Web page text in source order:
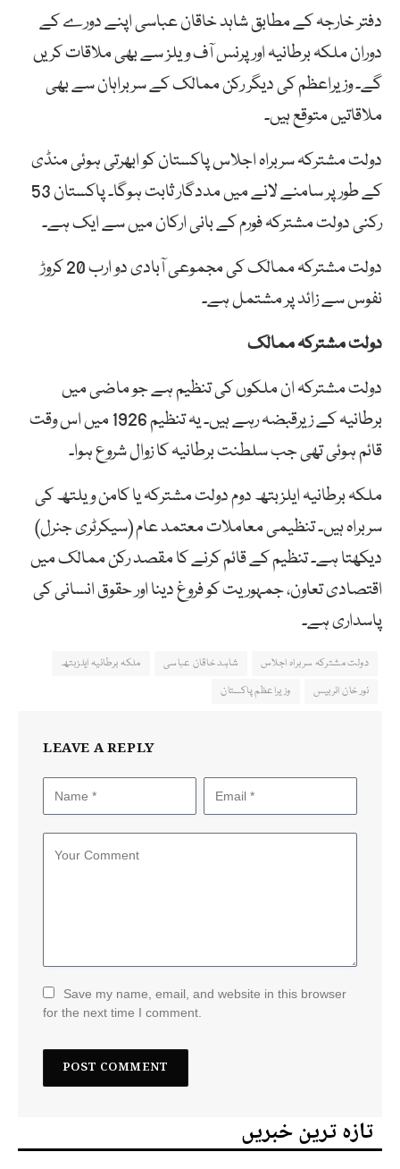
دفتر خارجہ کے مطابق شاہد خاقان عباسی اپنے دورے کے
دوران ملکہ برطانیہ اور پرنس آف ویلز سے بھی ملاقات کریں
گے۔ وزیراعظم کی دیگر رکن ممالک کے سربراہان سے بھی
ملاقاتیں متوقع ہیں۔
دولت مشترکہ سربراہ اجلاس پاکستان کو ابھرتی ہوئی منڈی
کے طور پر سامنے لانے میں مددگار ثابت ہوگا۔ پاکستان 53
رکنی دولت مشترکہ فورم کے بانی ارکان میں سے ایک ہے۔
دولت مشترکہ ممالک کی مجموعی آبادی دو ارب 20 کروڑ
نفوس سے زائد پر مشتمل ہے۔
دولت مشترکہ ممالک
دولت مشترکہ ان ملکوں کی تنظیم ہے جو ماضی میں
برطانیہ کے زیرقبضہ رہے ہیں۔ یہ تنظیم 1926 میں اس وقت
قائم ہوئی تھی جب سلطنت برطانیہ کا زوال شروع ہوا۔
ملکہ برطانیہ ایلزبتھ دوم دولت مشترکہ یا کامن ویلتھ کی
سربراہ ہیں۔ تنظیمی معاملات معتمد عام (سیکرٹری جنرل)
دیکھتا ہے۔ تنظیم کے قائم کرنے کا مقصد رکن ممالک میں
اقتصادی تعاون، جمہوریت کو فروغ دینا اور حقوق انسانی کی
پاسداری ہے۔
دولت مشترکہ سربراہ اجلاس شاہد خاقان عباسی
ملکہ برطانیہ ایلزبتھ
نور خان ائربیس
وزیراعظم پاکستان
LEAVE A REPLY
Save my name, email, and website in this browser
for the next time I comment.
تازہ ترین خبریں